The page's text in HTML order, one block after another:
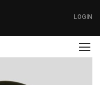
LOGIN